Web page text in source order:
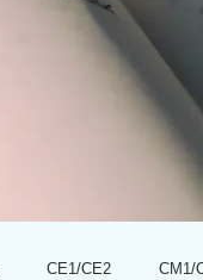
CE1/CE2 CM1/